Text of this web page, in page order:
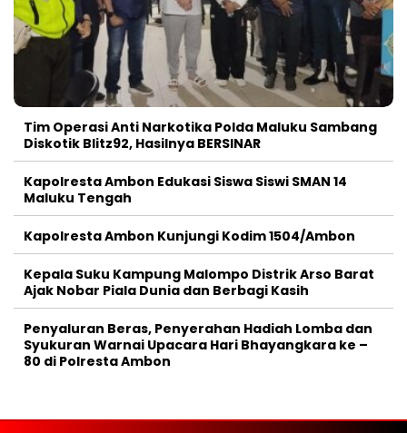
Tim Operasi Anti Narkotika Polda Maluku Sambang
Diskotik Blitz92, Hasilnya BERSINAR
Kapolresta Ambon Edukasi Siswa Siswi SMAN 14
Maluku Tengah
Kapolresta Ambon Kunjungi Kodim 1504/Ambon
Kepala Suku Kampung Malompo Distrik Arso Barat
Ajak Nobar Piala Dunia dan Berbagi Kasih
Penyaluran Beras, Penyerahan Hadiah Lomba dan
Syukuran Warnai Upacara Hari Bhayangkara ke –
80 di Polresta Ambon